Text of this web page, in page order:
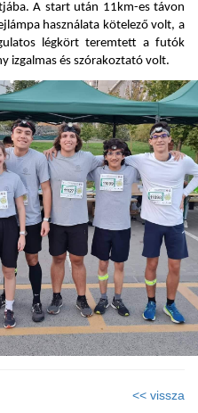
A start után 11km-es távon
használata kötelező volt, a
légkört teremtett a futók
izgalmas és szórakoztató volt.
<< vissza